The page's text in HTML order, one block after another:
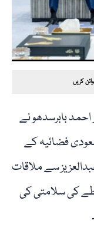
کریں
بابرسدھو نے
فضائیہ کے
سے ملاقات
کی سلامتی کی